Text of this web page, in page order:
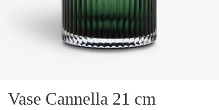
Vase Cannella 21 cm